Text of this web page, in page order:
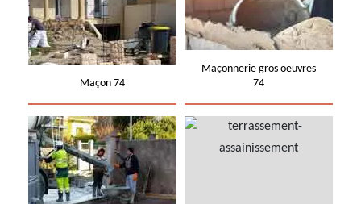
Maçon 74
Maçonnerie gros oeuvres
74